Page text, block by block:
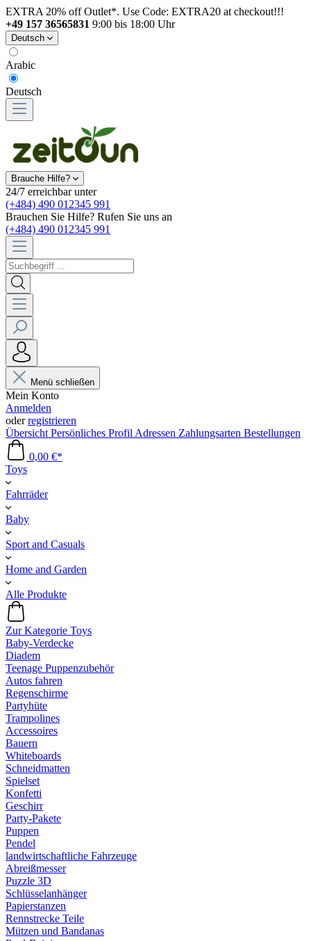
EXTRA 20% off Outlet*. Use Code: EXTRA20 at checkout!!!
+49 157 36565831 9:00 bis 18:00 Uhr
Deutsch
Arabic
Deutsch
Brauche Hilfe?
24/7 erreichbar unter
(+484) 490 012345 991
Brauchen Sie Hilfe? Rufen Sie uns an
(+484) 490 012345 991
Menü schließen
Mein Konto
Anmelden
oderregistrieren
Übersicht Persönliches Profil Adressen Zahlungsarten Bestellungen
0,00 €*
Toys
Fahrräder
Baby
Sport and Casuals
Home and Garden
Alle Produkte
Zur Kategorie Toys
Baby-Verdecke
Diadem
Teenage Puppenzubehör
Autos fahren
Regenschirme
Partyhüte
Trampolines
Accessoires
Bauern
Whiteboards
Schneidmatten
Spielset
Konfetti
Geschirr
Party-Pakete
Puppen
Pendel
landwirtschaftliche Fahrzeuge
Abreißmesser
Puzzle 3D
Schlüsselanhänger
Papierstanzen
Rennstrecke Teile
Mützen und Bandanas